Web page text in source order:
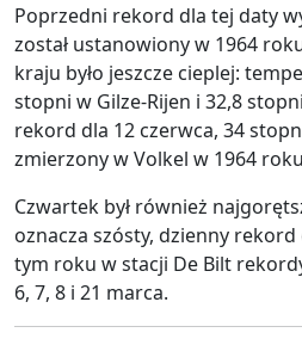
Poprzedni rekord dla tej daty
został ustanowiony w 1964
kraju było jeszcze cieplej:
stopni w Gilze-Rijen i 32,8
rekord dla 12 czerwca, 34
zmierzony w Volkel w 1964
Czwartek był również
oznacza szósty, dzienny rekord
tym roku w stacji De Bilt
6, 7, 8 i 21 marca.